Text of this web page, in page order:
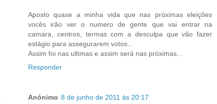
Aposto quase a minha vida que nas próximas eleições
vocês irão ver o numero de gente que vai entrar na
camara, centros, termas com a desculpa que vão fazer
estágio para assegurarem votos...
Assim foi nas ultimas e assim será nas próximas...
Responder
Anónimo 8 de junho de 2011 às 20:17